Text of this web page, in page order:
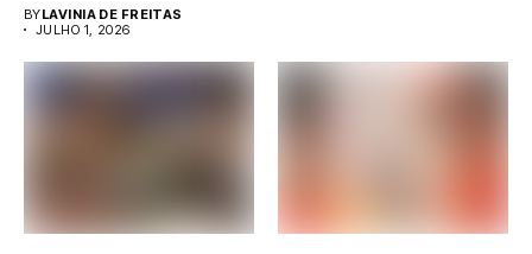
BYLAVINIA DE FREITAS
JULHO 1, 2026